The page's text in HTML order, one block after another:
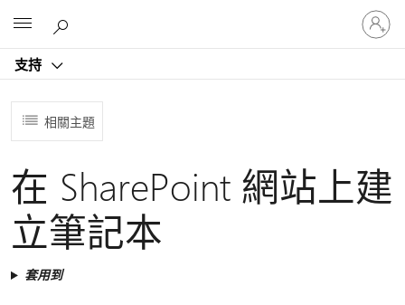
支持
登
入
您
相關主題
在 SharePoint 網站上建
立筆記本
套用到